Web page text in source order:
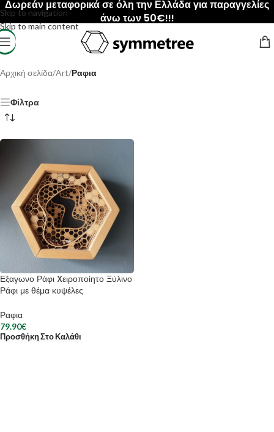
Skip to navigation
Skip to main content
Δωρεάν μεταφορικά σε όλη την Ελλάδα για παραγγελίες
άνω των 50€!!!
Αρχική σελίδα/Art/Ραφια
Φίλτρα
Εξαγωνο Ράφι Xειροποίητο Ξύλινο
Ράφι με θέμα κυψέλες
Ραφια
79.90€
Προσθήκη Στο Καλάθι